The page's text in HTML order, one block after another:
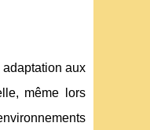
aux
même lors